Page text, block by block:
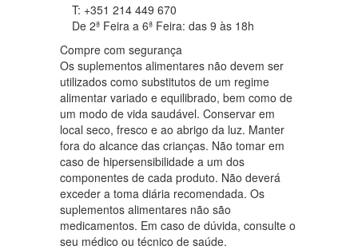
T: +351 214 449 670
De 2ª Feira a 6ª Feira: das 9 às 18h
Compre com segurança
Os suplementos alimentares não devem ser
utilizados como substitutos de um regime
alimentar variado e equilibrado, bem como de
um modo de vida saudável. Conservar em
local seco, fresco e ao abrigo da luz. Manter
fora do alcance das crianças. Não tomar em
caso de hipersensibilidade a um dos
componentes de cada produto. Não deverá
exceder a toma diária recomendada. Os
suplementos alimentares não são
medicamentos. Em caso de dúvida, consulte o
seu médico ou técnico de saúde.